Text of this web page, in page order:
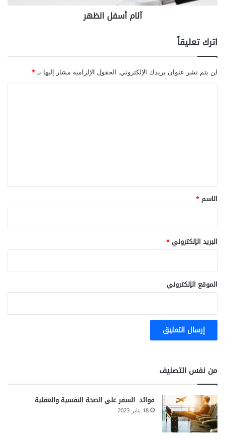
ا
ه
ر
آلام أسفل الظهر
اترك تعليقاً
لن يتم نشر عنوان بريدك الإلكتروني. الحقول الإلزامية مشار إليها بـ*
*
الاسم*
البريد الإلكتروني*
الموقع الإلكتروني
من نفس التصنيف
فوائد السفر على الصحة النفسية والعقلية
18 يناير 2023